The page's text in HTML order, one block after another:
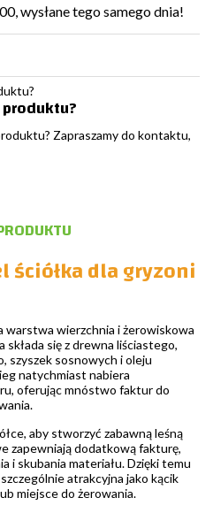
wysłane tego samego dnia!
Zapraszamy do kontaktu,
ściółka dla gryzoni
warstwa wierzchnia i żerowiskowa
składa się z drewna liściastego,
szyszek sosnowych i oleju
natychmiast nabiera
oferując mnóstwo faktur do
aby stworzyć zabawną leśną
zapewniają dodatkową fakturę,
i skubania materiału. Dzięki temu
atrakcyjna jako kącik
miejsce do żerowania.